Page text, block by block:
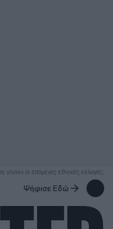
οι επόμενες εθνικές εκλογές;
Ψήφισε Εδώ